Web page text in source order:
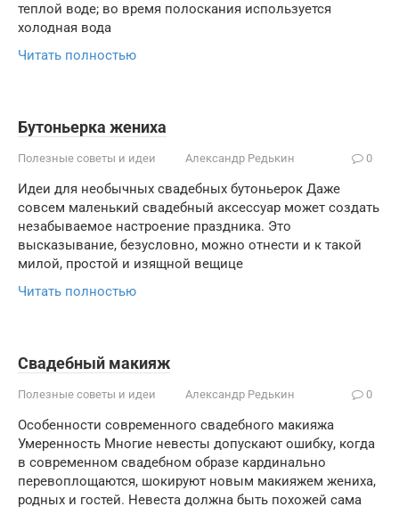
теплой воде; во время полоскания используется
холодная вода
Читать полностью
Бутоньерка жениха
Полезные советы и идеи Александр Редькин 0
Идеи для необычных свадебных бутоньерок Даже
совсем маленький свадебный аксессуар может создать
незабываемое настроение праздника. Это
высказывание, безусловно, можно отнести и к такой
милой, простой и изящной вещице
Читать полностью
Свадебный макияж
Полезные советы и идеи Александр Редькин 0
Особенности современного свадебного макияжа
Умеренность Многие невесты допускают ошибку, когда
в современном свадебном образе кардинально
перевоплощаются, шокируют новым макияжем жениха,
родных и гостей. Невеста должна быть похожей сама